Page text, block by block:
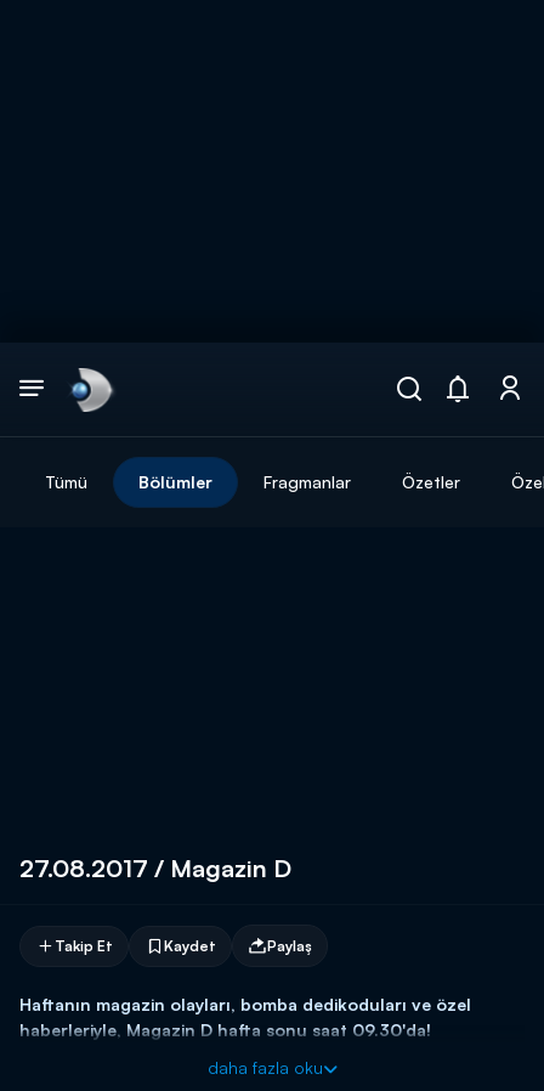
Tümü Bölümler Fragmanlar Özetler
27.08.2017 / Magazin D
Takip Et Kaydet Paylaş
Haftanın magazin olayları, bomba dedikoduları ve özel
haberleriyle, Magazin D hafta sonu saat 09.30'da!
daha fazla oku